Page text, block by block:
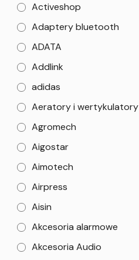
Activeshop
Adaptery bluetooth
ADATA
Addlink
adidas
Aeratory i wertykulatory
Agromech
Aigostar
Aimotech
Airpress
Aisin
Akcesoria alarmowe
Akcesoria Audio